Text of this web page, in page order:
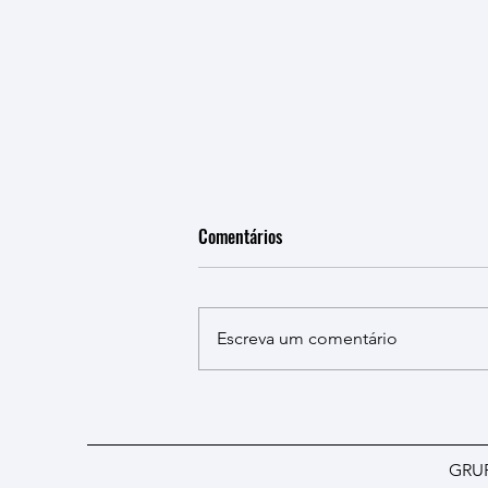
Memória, Democracia e Direitos
Humanos publicam capítulos em
Comentários
Escreva um comentário